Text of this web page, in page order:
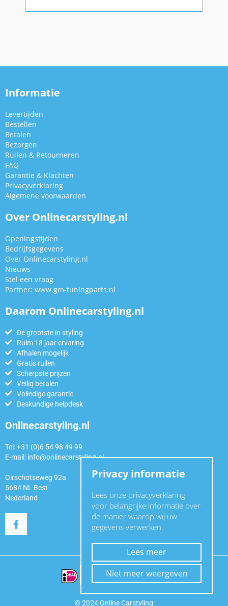
Informatie
Levertijden
Bestellen
Betalen
Bezorgen
Ruilen & Retourneren
FAQ
Garantie & Klachten
Privacyverklaring
Algemene voorwaarden
Over Onlinecarstyling.nl
Openingstijden
Bedrijfsgegevens
Over Onlinecarstyling.nl
Nieuws
Stel een vraag
Partner: www.gm-tuningparts.nl
Daarom Onlinecarstyling.nl
De grootste in styling
Ruim 18 jaar ervaring
Afhalen mogelijk
Gratis ruilen
Scherpste prijzen
Veilig betalen
Volledige garantie
Deskundige helpdesk
Onlinecarstyling.nl
Tel: +31 (0)6 54 98 49 99
E-mail: info@onlinecarstyling.nl
Oirschotseweg 92a
5684 NL Best
Nederland
© 2024 Online Carstyling
Privacy informatie
Lees onze privacyverklaring
voor belangrijke informatie over
de manier waarop wij uw
gegevens verwerken.
Lees meer
Niet meer weergeven